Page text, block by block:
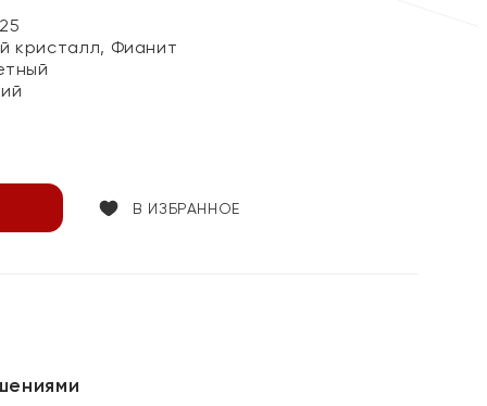
кристалл, Фианит
В ИЗБРАННОЕ